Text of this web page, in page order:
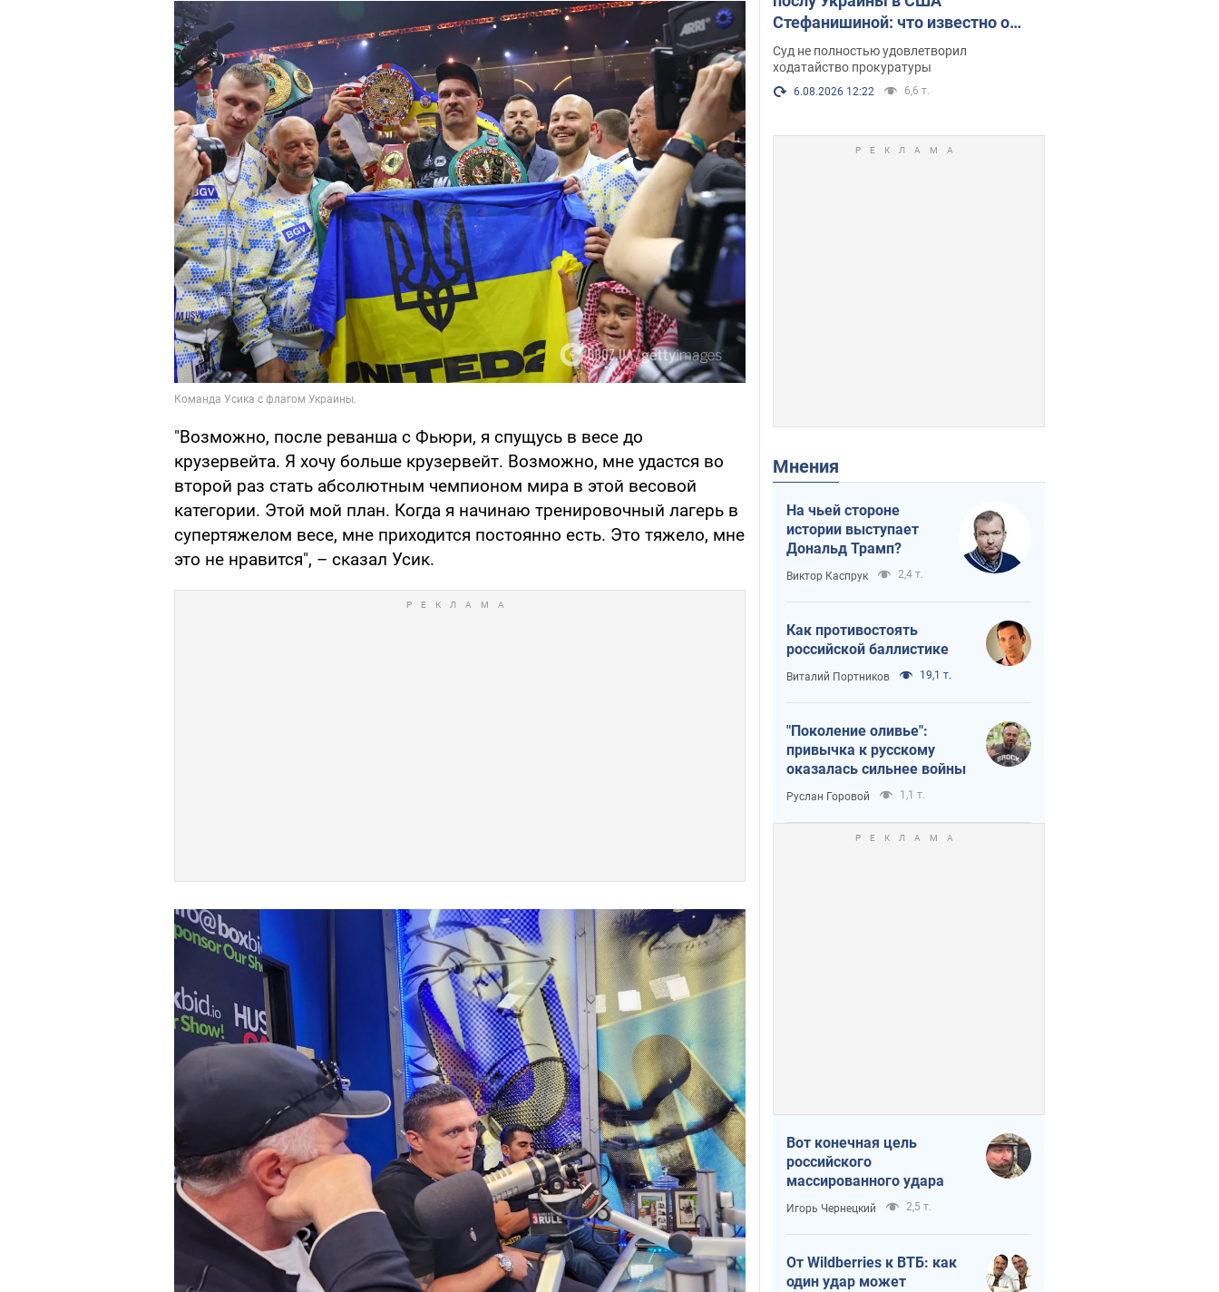
"Возможно, после реванша с Фьюри, я спущусь в весе до
крузервейта. Я хочу больше крузервейт. Возможно, мне удастся во
второй раз стать абсолютным чемпионом мира в этой весовой
категории. Этой мой план. Когда я начинаю тренировочный лагерь в
супертяжелом весе, мне приходится постоянно есть. Это тяжело, мне
это не нравится", – сказал Усик.
Стефанишиной: что известно о
деле
Суд не полностью удовлетворил
ходатайство прокуратуры
6.08.2026 12:22 6,6 т.
Мнения
На чьей стороне
истории выступает
Дональд Трамп?
Виктор Каспрук 2,4 т.
Как противостоять
российской баллистике
Виталий Портников 19,1 т.
"Поколение оливье":
привычка к русскому
оказалась сильнее войны
Руслан Горовой 1,1 т.
Вот конечная цель
российского
массированного удара
Игорь Чернецкий 2,5 т.
От Wildberries к ВТБ: как
один удар может